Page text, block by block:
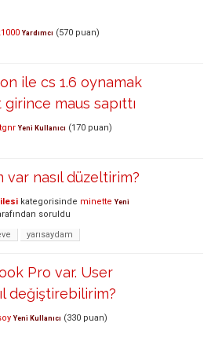
Yardımcı (570 puan)
ile cs 1.6 oynamak
maus sapıttı
Yeni Kullanıcı (170 puan)
var nasıl düzeltirim?
kategorisinde minette Yeni
soruldu
yarısaydam
Pro var. User
değiştirebilirim?
Yeni Kullanıcı (330 puan)